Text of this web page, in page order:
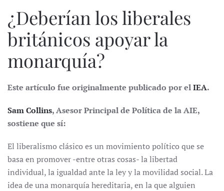
¿Deberían los liberales
británicos apoyar la
monarquía?
Este artículo fue originalmente publicado por elIEA.
Sam Collins, Asesor Principal de Política de la AIE,
sostiene que sí:
El liberalismo clásico es un movimiento político que se
basa en promover -entre otras cosas- la libertad
individual, la igualdad ante la ley y la movilidad social. La
idea de una monarquía hereditaria, en la que alguien